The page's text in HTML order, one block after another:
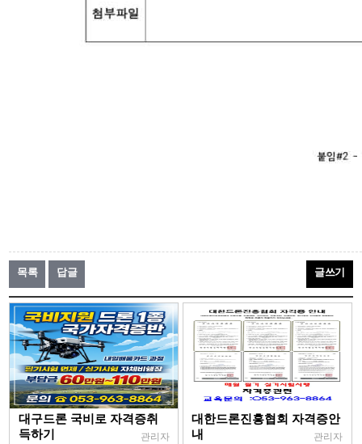
목록 답글 글쓰기
대구드론 국비로 자격증취
득하기
관리자
대한드론진흥협회 자격증안
내
관리자